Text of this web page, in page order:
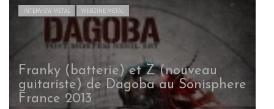
INTERVIEW METAL WEBZINE METAL
Franky (batterie) et Z (nouveau
guitariste) de Dagoba au Sonisphere
France 2013